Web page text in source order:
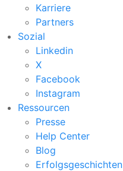
Karriere
Partners
Sozial
Linkedin
X
Facebook
Instagram
Ressourcen
Presse
Help Center
Blog
Erfolgsgeschichten